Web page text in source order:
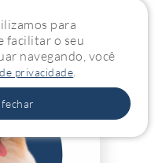
para
facilitar o seu
navegando, você
privacidade